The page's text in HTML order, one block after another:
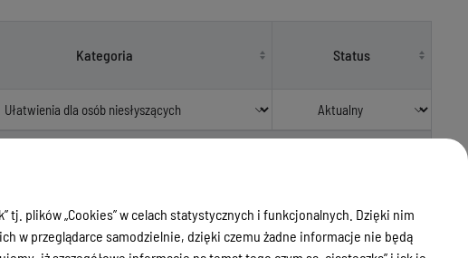
Kategoria Status
plików „Cookies” w celach statystycznych i funkcjonalnych. Dzięki nim
w przeglądarce samodzielnie, dzięki czemu żadne informacje nie będą